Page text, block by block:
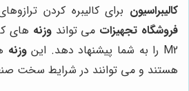
کالیبراسیون برای کالیبره کردن
فروشگاه تجهیزات می تواندوزنه
M2 را به شما پیشنهاد دهد. این
وزنه
هستند و می توانند در شرایط سخت